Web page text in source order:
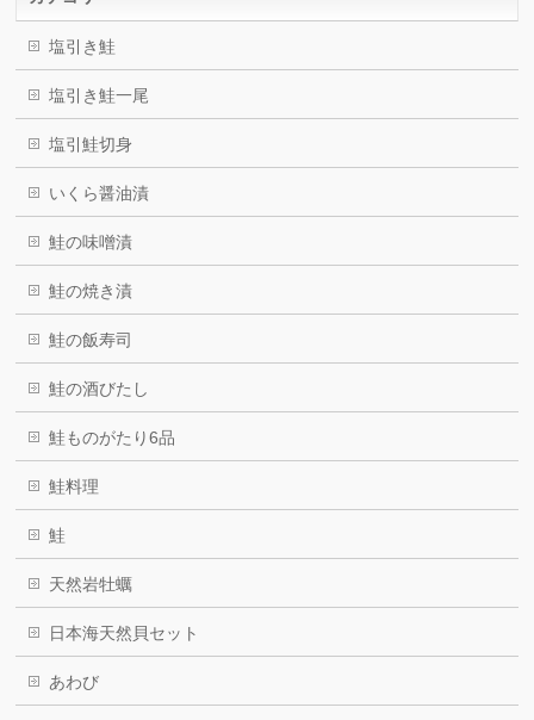
塩引き鮭
塩引き鮭一尾
塩引鮭切身
いくら醤油漬
鮭の味噌漬
鮭の焼き漬
鮭の飯寿司
鮭の酒びたし
鮭ものがたり6品
鮭料理
鮭
天然岩牡蠣
日本海天然貝セット
あわび